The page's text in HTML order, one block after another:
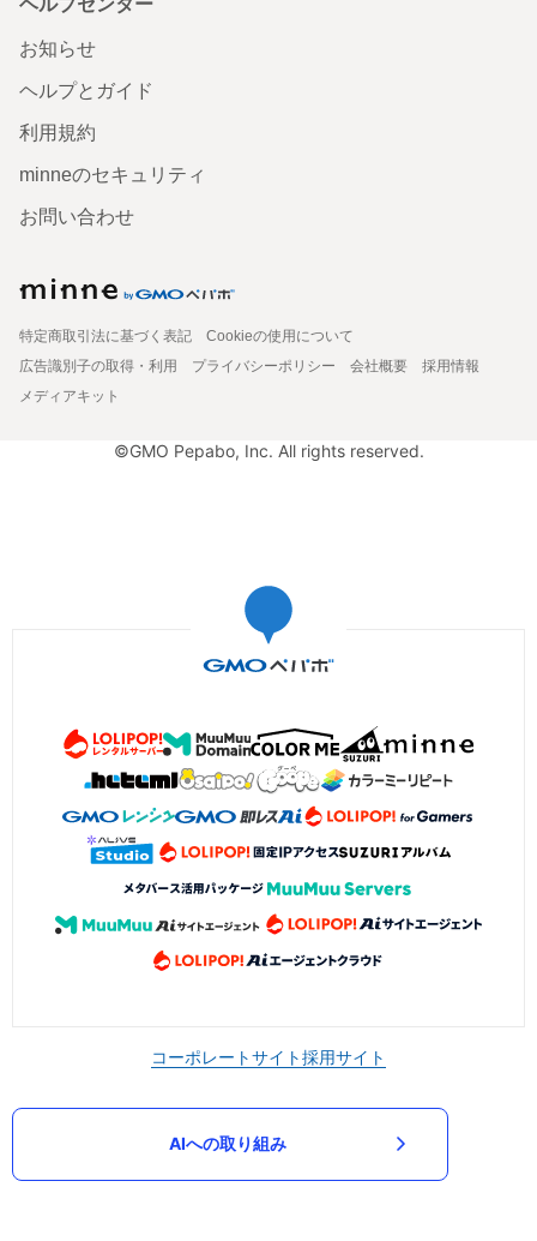
お知らせ
ヘルプとガイド
利用規約
minneのセキュリティ
お問い合わせ
特定商取引法に基づく表記
Cookieの使用について
広告識別子の取得・利用
プライバシーポリシー 会社概要
採用情報
メディアキット
©GMO Pepabo, Inc. All rights reserved.
コーポレートサイト採用サイト
AIへの取り組み